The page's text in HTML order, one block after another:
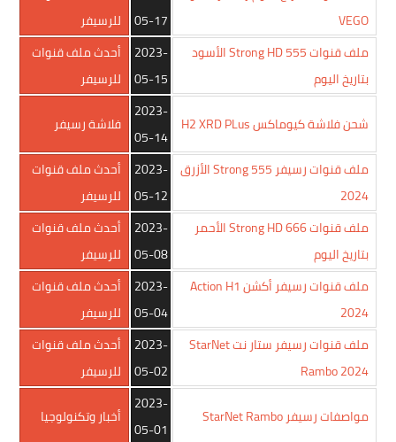
VEGO
05-17
للرسيفر
ملف قنوات Strong HD 555 الأسود
بتاريخ اليوم
2023-
05-15
أحدث ملف قنوات
للرسيفر
شحن فلاشة كيوماكس H2 XRD PLus
2023-
05-14
فلاشة رسيفر
ملف قنوات رسيفر Strong 555 الأزرق
2024
2023-
05-12
أحدث ملف قنوات
للرسيفر
ملف قنوات Strong HD 666 الأحمر
بتاريخ اليوم
2023-
05-08
أحدث ملف قنوات
للرسيفر
ملف قنوات رسيفر أكشن Action H1
2024
2023-
05-04
أحدث ملف قنوات
للرسيفر
ملف قنوات رسيفر ستار نت StarNet
Rambo 2024
2023-
05-02
أحدث ملف قنوات
للرسيفر
مواصفات رسيفر StarNet Rambo
2023-
05-01
أخبار وتكنولوجيا